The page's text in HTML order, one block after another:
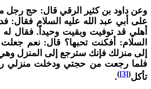
داود بن كثير الرقي قال: حج رجل
أبي عبد الله عليه السلام فقال:
قد توفيت وبقيت وحيداً. فقال له
أفكنت تحبها؟ قال: نعم جعلت
منزلك فإنك سترجع إلى المنزل وهي
رجعت من حجتي ودخلت منزلي
(
)
.